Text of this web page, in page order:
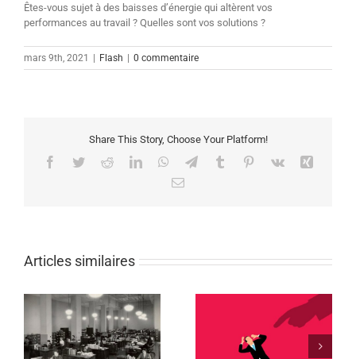
Êtes-vous sujet à des baisses d’énergie qui altèrent vos
performances au travail ? Quelles sont vos solutions ?
mars 9th, 2021 Flash 0 commentaire
Share This Story, Choose Your Platform!
Facebook
TwitterRedditLinkedInWhatsApp
TelegramTumblr Pinterest
Vk
Email
Articles similaires